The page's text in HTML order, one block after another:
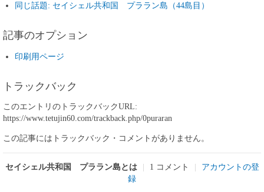
同じ話題: セイシェル共和国 プララン島（44島目）
記事のオプション
印刷用ページ
トラックバック
このエントリのトラックバックURL:
https://www.tetujin60.com/trackback.php/0puraran
この記事にはトラックバック・コメントがありません。
セイシェル共和国 プララン島とは 1 コメント
アカウントの登
録